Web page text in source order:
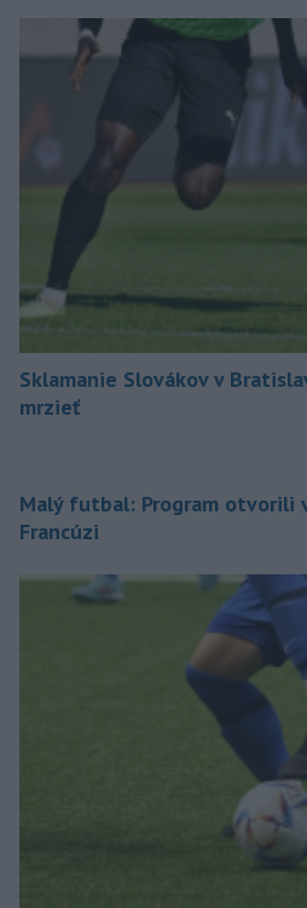
Sklamanie Slovákov v
mrzieť
Malý futbal: Program otvorili
Francúzi